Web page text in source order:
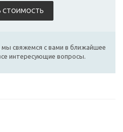
СТОИМОСТЬ
свяжемся с вами в ближайшее
интересующие вопросы.